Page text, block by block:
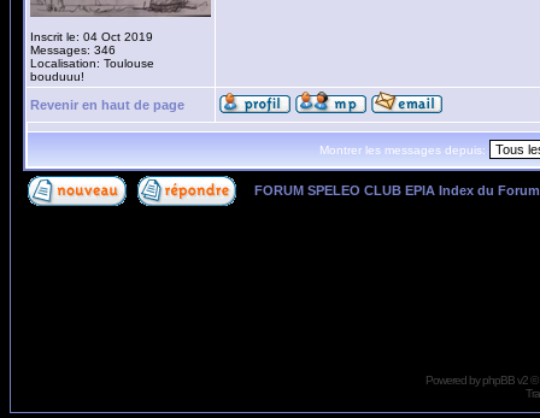
Inscrit le: 04 Oct 2019
Messages: 346
Localisation: Toulouse
bouduuu!
Revenir en haut de page
Montrer les messages depuis:
FORUM SPELEO CLUB EPIA Index du Forum
Powered byphpBBv2 ©